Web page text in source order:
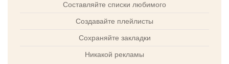
Составляйте списки любимого
Создавайте плейлисты
Сохраняйте закладки
Никакой рекламы